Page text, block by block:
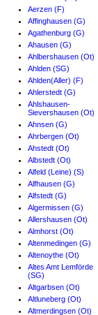
Aerzen (F)
Affinghausen (G)
Agathenburg (G)
Ahausen (G)
Ahlbershausen (Ot)
Ahlden (SG)
Ahlden(Aller) (F)
Ahlerstedt (G)
Ahlshausen-
Sievershausen (Ot)
Ahnsen (G)
Ahrbergen (Ot)
Ahstedt (Ot)
Albstedt (Ot)
Alfeld (Leine) (S)
Alfhausen (G)
Alfstedt (G)
Algermissen (G)
Allershausen (Ot)
Almhorst (Ot)
Altenmedingen (G)
Altenoythe (Ot)
Altes Amt Lemförde
(SG)
Altgarbsen (Ot)
Altluneberg (Ot)
Altmerdingsen (Ot)